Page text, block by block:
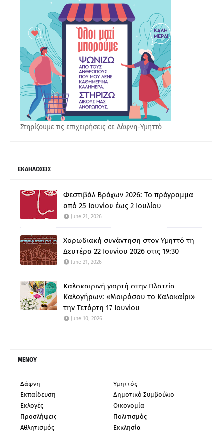
Στηρίζουμε τις επιχειρήσεις σε Δάφνη-Υμηττό
ΕΚΔΗΛΩΣΕΙΣ
Φεστιβάλ Βράχων 2026: Το πρόγραμμα
από 25 Ιουνίου έως 2 Ιουλίου
June 21, 2026
Χορωδιακή συνάντηση στον Υμηττό τη
Δευτέρα 22 Ιουνίου 2026 στις 19:30
June 21, 2026
Καλοκαιρινή γιορτή στην Πλατεία
Καλογήρων: «Μοιράσου το Καλοκαίρι»
την Τετάρτη 17 Ιουνίου
June 10, 2026
ΜΕΝΟΥ
Δάφνη
Υμηττός
Εκπαίδευση
Δημοτικό Συμβούλιο
Εκλογές
Οικονομία
Προσλήψεις
Πολιτισμός
Αθλητισμός
Εκκλησία